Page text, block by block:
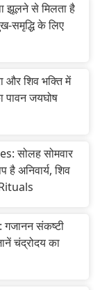
झूलने से मिलता है
समृद्धि के लिए
और शिव भक्ति में
पावन जयघोष
सोलह सोमवार
अनिवार्य, शिव
संकष्टी
चंद्रोदय का